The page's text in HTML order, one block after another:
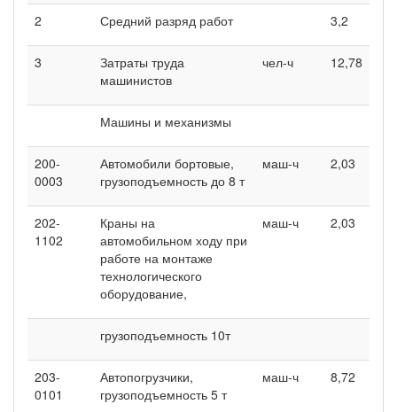
2 Средний разряд работ 3,2
3
Затраты труда
машинистов
чел-ч 12,78
Машины и механизмы
200-
0003
Автомобили бортовые,
грузоподъемность до 8 т
маш-ч 2,03
202-
1102
Краны на
автомобильном ходу при
работе на монтаже
технологического
оборудование,
маш-ч 2,03
грузоподъемность 10т
203-
0101
Автопогрузчики,
грузоподъемность 5 т
маш-ч 8,72